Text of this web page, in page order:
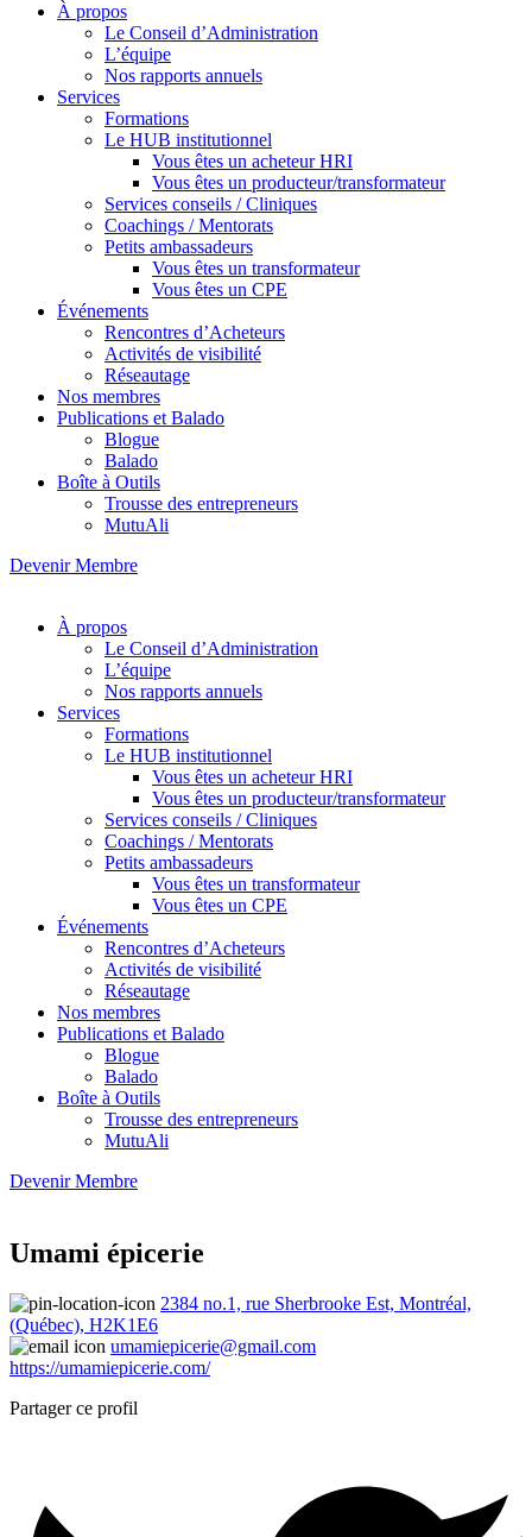
À propos
Le Conseil d’Administration
L’équipe
Nos rapports annuels
Services
Formations
Le HUB institutionnel
Vous êtes un acheteur HRI
Vous êtes un producteur/transformateur
Services conseils / Cliniques
Coachings / Mentorats
Petits ambassadeurs
Vous êtes un transformateur
Vous êtes un CPE
Événements
Rencontres d’Acheteurs
Activités de visibilité
Réseautage
Nos membres
Publications et Balado
Blogue
Balado
Boîte à Outils
Trousse des entrepreneurs
MutuAli
Devenir Membre
À propos
Le Conseil d’Administration
L’équipe
Nos rapports annuels
Services
Formations
Le HUB institutionnel
Vous êtes un acheteur HRI
Vous êtes un producteur/transformateur
Services conseils / Cliniques
Coachings / Mentorats
Petits ambassadeurs
Vous êtes un transformateur
Vous êtes un CPE
Événements
Rencontres d’Acheteurs
Activités de visibilité
Réseautage
Nos membres
Publications et Balado
Blogue
Balado
Boîte à Outils
Trousse des entrepreneurs
MutuAli
Devenir Membre
Umami épicerie
2384 no.1, rue Sherbrooke Est, Montréal,
(Québec), H2K1E6
umamiepicerie@gmail.com
https://umamiepicerie.com/
Partager ce profil